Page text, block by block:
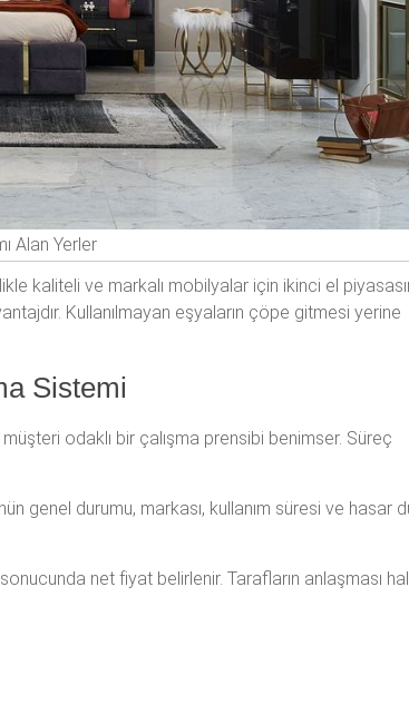
Alan Yerler
kaliteli ve markalı mobilyalar için ikinci el
Kullanılmayan eşyaların çöpe gitmesi yerine
Sistemi
odaklı bir çalışma prensibi benimser. Süreç
genel durumu, markası, kullanım süresi ve hasar
net fiyat belirlenir. Tarafların anlaşması